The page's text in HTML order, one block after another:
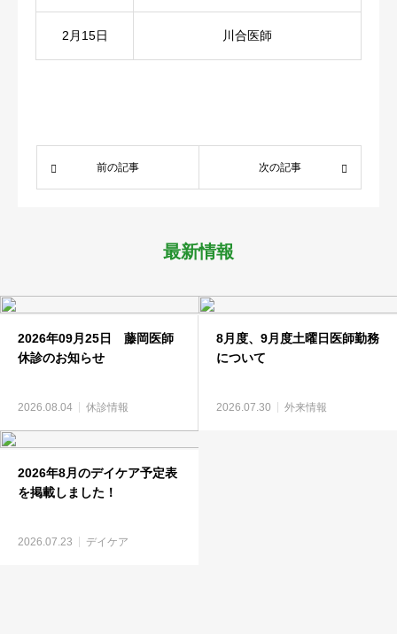
2月15日 川合医師
前の記事 次の記事
最新情報
2026年09月25日 藤岡医師
休診のお知らせ
2026.08.04 休診情報
8月度、9月度土曜日医師勤務
について
2026.07.30 外来情報
2026年8月のデイケア予定表
を掲載しました！
2026.07.23 デイケア